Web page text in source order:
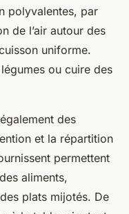
polyvalentes, par
de l’air autour des
uniforme.
ou cuire des
des
et la répartition
permettent
aliments,
plats mijotés. De